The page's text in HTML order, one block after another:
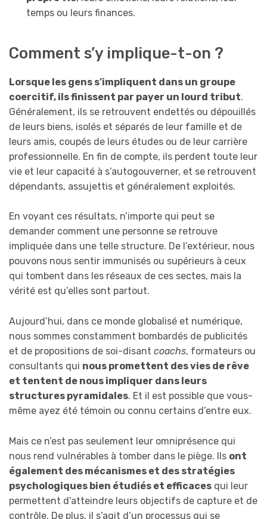
temps ou leurs finances.
Comment s’y implique-t-on ?
Lorsque les gens s’impliquent dans un groupe
coercitif, ils finissent par payer un lourd tribut.
Généralement, ils se retrouvent endettés ou dépouillés
de leurs biens, isolés et séparés de leur famille et de
leurs amis, coupés de leurs études ou de leur carrière
professionnelle. En fin de compte, ils perdent toute leur
vie et leur capacité à s’autogouverner, et se retrouvent
dépendants, assujettis et généralement exploités.
En voyant ces résultats, n’importe qui peut se
demander comment une personne se retrouve
impliquée dans une telle structure. De l’extérieur, nous
pouvons nous sentir immunisés ou supérieurs à ceux
qui tombent dans les réseaux de ces sectes, mais la
vérité est qu’elles sont partout.
Aujourd’hui, dans ce monde globalisé et numérique,
nous sommes constamment bombardés de publicités
et de propositions de soi-disant coachs, formateurs ou
consultants qui nous promettent des vies de rêve
et tentent de nous impliquer dans leurs
structures pyramidales. Et il est possible que vous-
même ayez été témoin ou connu certains d’entre eux.
Mais ce n’est pas seulement leur omniprésence qui
nous rend vulnérables à tomber dans le piège. Ils ont
également des mécanismes et des stratégies
psychologiques bien étudiés et efficaces qui leur
permettent d’atteindre leurs objectifs de capture et de
contrôle. De plus, il s’agit d’un processus qui se